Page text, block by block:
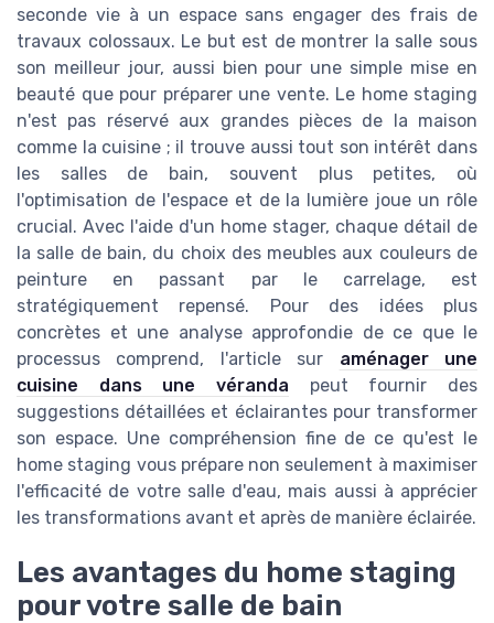
seconde vie à un espace sans engager des frais de
travaux colossaux. Le but est de montrer la salle sous
son meilleur jour, aussi bien pour une simple mise en
beauté que pour préparer une vente. Le home staging
n'est pas réservé aux grandes pièces de la maison
comme la cuisine ; il trouve aussi tout son intérêt dans
les salles de bain, souvent plus petites, où
l'optimisation de l'espace et de la lumière joue un rôle
crucial. Avec l'aide d'un home stager, chaque détail de
la salle de bain, du choix des meubles aux couleurs de
peinture en passant par le carrelage, est
stratégiquement repensé. Pour des idées plus
concrètes et une analyse approfondie de ce que le
processus comprend, l'article sur aménager une
cuisine dans une véranda peut fournir des
suggestions détaillées et éclairantes pour transformer
son espace. Une compréhension fine de ce qu'est le
home staging vous prépare non seulement à maximiser
l'efficacité de votre salle d'eau, mais aussi à apprécier
les transformations avant et après de manière éclairée.
Les avantages du home staging
pour votre salle de bain